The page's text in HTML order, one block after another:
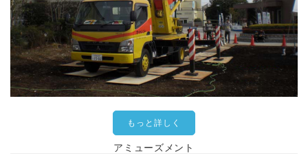
もっと詳しく
アミューズメント